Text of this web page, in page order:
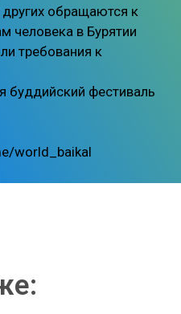
обращаются к
человека в Бурятии
требования к
буддийский фестиваль
world_baikal